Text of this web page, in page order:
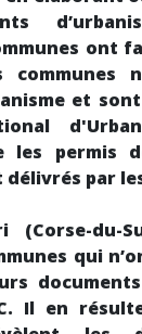
ont
et
les permis
par
(Corse-du-
qui
documents
Il en